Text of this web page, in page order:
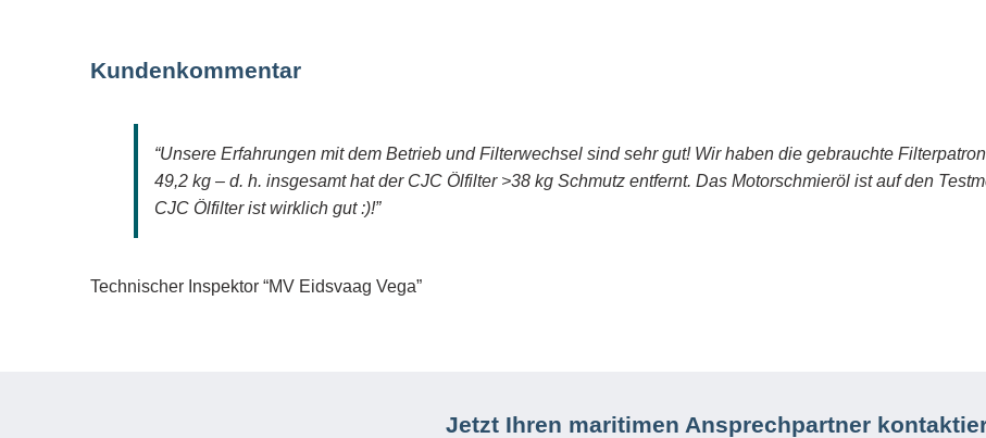
Kundenkommentar
“Unsere Erfahrungen mit dem Betrieb und Filterwechsel sind sehr gut! Wir haben die gebrauchte
49,2 kg – d. h. insgesamt hat der CJC Ölfilter >38 kg Schmutz entfernt. Das Motorschmieröl ist auf den
CJC Ölfilter ist wirklich gut :)!”
Technischer Inspektor “MV Eidsvaag Vega”
Jetzt Ihren maritimen Ansprechpartner